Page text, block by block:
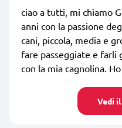
ciao a tutti, mi chiamo
anni con la passione
cani, piccola, media e
fare passeggiate e farli
con la mia cagnolina. Ho
Vedi